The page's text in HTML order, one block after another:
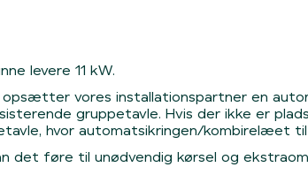
levere 11 kW.
vores installationspartner en
gruppetavle. Hvis der ikke er
hvor automatsikringen/kombirelæet til
det føre til unødvendig kørsel og